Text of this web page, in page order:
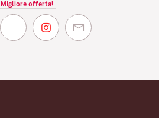
Migliore offerta!